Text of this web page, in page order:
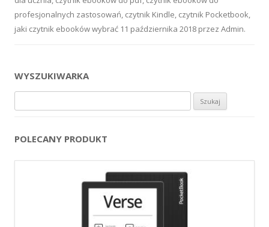
profesjonalnych zastosowań, czytnik Kindle, czytnik Pocketbook,
jaki czytnik ebooków wybrać 11 października 2018 przez Admin.
WYSZUKIWARKA
POLECANY PRODUKT